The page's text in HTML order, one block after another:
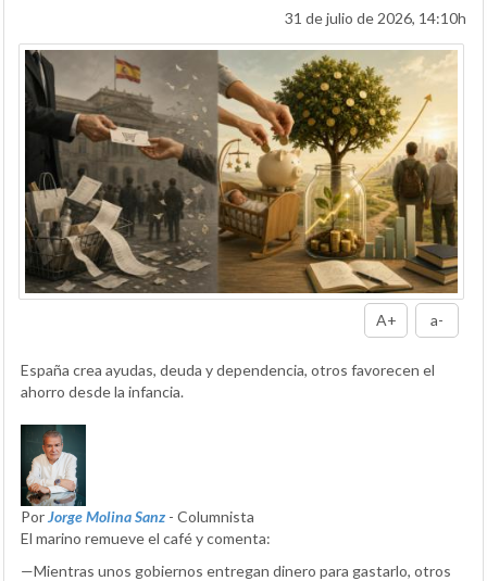
31 de julio de 2026, 14:10h
A+ a-
España crea ayudas, deuda y dependencia, otros favorecen el
ahorro desde la infancia.
PorJorge Molina Sanz - Columnista
El marino remueve el café y comenta:
—Mientras unos gobiernos entregan dinero para gastarlo, otros